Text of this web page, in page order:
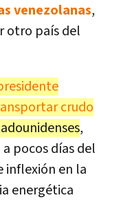
venezolanas,
otro país del
crudo
,
pocos días del
inflexión en la
energética